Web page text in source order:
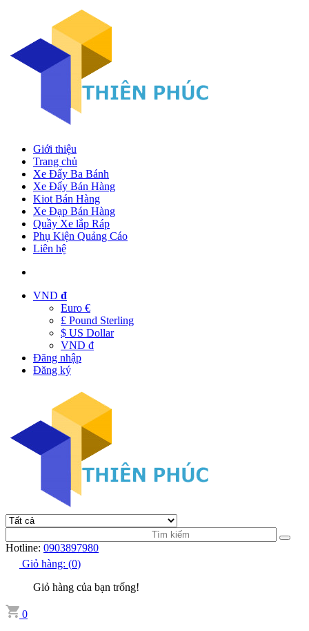
Giới thiệu
Trang chủ
Xe Đẩy Ba Bánh
Xe Đẩy Bán Hàng
Kiot Bán Hàng
Xe Đạp Bán Hàng
Quầy Xe lắp Ráp
Phụ Kiện Quảng Cáo
Liên hệ
VND đ
Euro €
£ Pound Sterling
$ US Dollar
VND đ
Đăng nhập
Đăng ký
Hotline: 0903897980
Giỏ hàng: (0)
Giỏ hàng của bạn trống!
0